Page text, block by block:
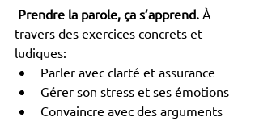
Prendre la parole, ça s’apprend. À
travers des exercices concrets et
ludiques:
Parler avec clarté et assurance
Gérer son stress et ses émotions
Convaincre avec des arguments